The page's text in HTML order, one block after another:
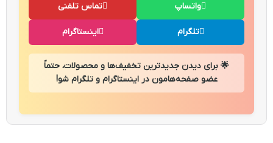
تماس تلفنی واتساپ
اینستاگرام تلگرام
🌟 برای دیدن جدیدترین تخفیف‌ها و محصولات، حتماً
عضو صفحه‌هامون در اینستاگرام و تلگرام شو!